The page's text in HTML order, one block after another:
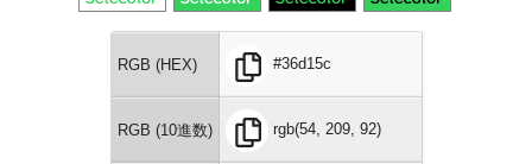
RGB (HEX) #36d15c
RGB (10進数) rgb(54, 209, 92)